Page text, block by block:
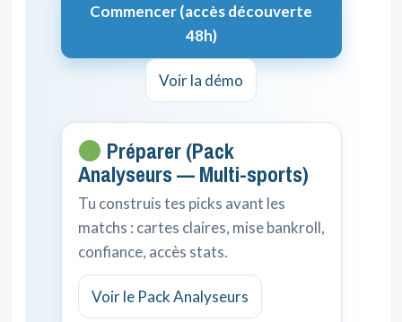
Commencer (accès découverte
48h)
Voir la démo
Préparer (Pack
Analyseurs — Multi-sports)
Tu construis tes picks avant les
matchs : cartes claires, mise bankroll,
confiance, accès stats.
Voir le Pack Analyseurs